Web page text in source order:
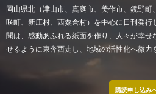
岡山県北（津山市、真庭市、美作市、鏡野
咲町、新庄村、西粟倉村）を中心に日刊発行
聞は、感動あふれる紙面を作り、人々が幸
せるように東奔西走し、地域の活性化へ微力
購読申し込み